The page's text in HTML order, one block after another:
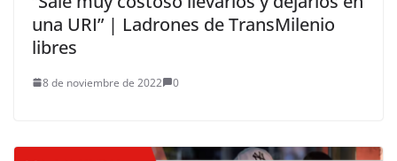
una URI” | Ladrones de TransMilenio
libres
8 de noviembre de 2022 0